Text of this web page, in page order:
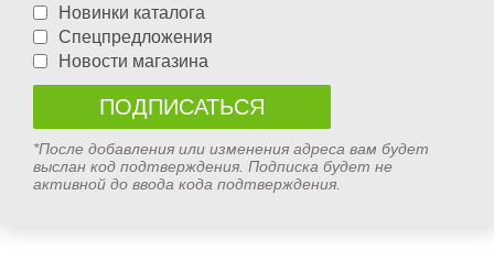
Новинки каталога
Спецпредложения
Новости магазина
*После добавления или изменения адреса вам будет
выслан код подтверждения. Подписка будет не
активной до ввода кода подтверждения.